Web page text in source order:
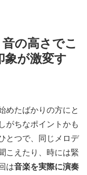
音の高さでこ
象が激変す
めたばかりの方にと
がちなポイントかも
とつで、同じメロデ
こえたり、時には緊
は音楽を実際に演奏